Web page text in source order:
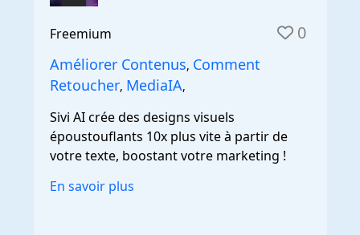
Freemium 0
Améliorer Contenus, Comment
Retoucher, MediaIA,
Sivi AI crée des designs visuels
époustouflants 10x plus vite à partir de
votre texte, boostant votre marketing !
En savoir plus